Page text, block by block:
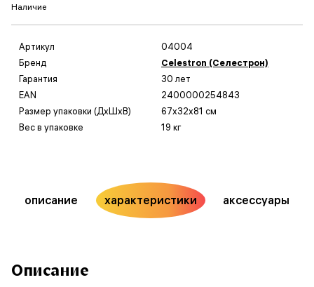
Наличие
Артикул
04004
Бренд
Celestron (Селестрон)
Гарантия
30 лет
EAN
2400000254843
Размер упаковки (ДxШxВ)
67x32x81 см
Вес в упаковке
19 кг
описание характеристики аксессуары
Описание